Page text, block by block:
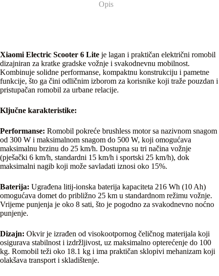
Opis
Xiaomi Electric Scooter 6 Lite je lagan i praktičan električni romobil
dizajniran za kratke gradske vožnje i svakodnevnu mobilnost.
Kombinuje solidne performanse, kompaktnu konstrukciju i pametne
funkcije, što ga čini odličnim izborom za korisnike koji traže pouzdan i
pristupačan romobil za urbane relacije.
Ključne karakteristike:
Performanse: Romobil pokreće brushless motor sa nazivnom snagom
od 300 W i maksimalnom snagom do 500 W, koji omogućava
maksimalnu brzinu do 25 km/h. Dostupna su tri načina vožnje
(pješački 6 km/h, standardni 15 km/h i sportski 25 km/h), dok
maksimalni nagib koji može savladati iznosi oko 15%.
Baterija: Ugrađena litij-ionska baterija kapaciteta 216 Wh (10 Ah)
omogućava domet do približno 25 km u standardnom režimu vožnje.
Vrijeme punjenja je oko 8 sati, što je pogodno za svakodnevno noćno
punjenje.
Dizajn: Okvir je izrađen od visokootpornog čeličnog materijala koji
osigurava stabilnost i izdržljivost, uz maksimalno opterećenje do 100
kg. Romobil teži oko 18.1 kg i ima praktičan sklopivi mehanizam koji
olakšava transport i skladištenje.